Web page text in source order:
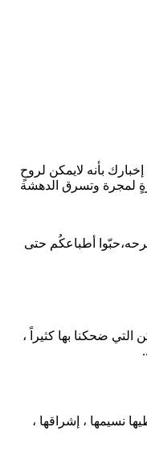
بأنه لايمكن لروحٍ
لمجرة وتسرق الدهشة
أطباعكُم حتى
التي ضحكنا بها كثيراً ،
‏نسيمها ، إشراقها ،